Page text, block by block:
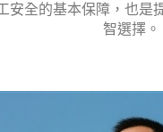
安全的基本保障，也是
智選擇。